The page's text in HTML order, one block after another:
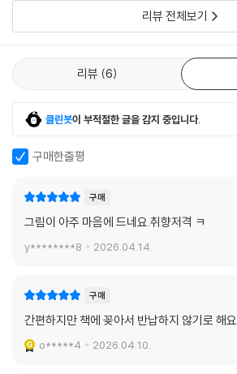
리뷰 전체보기
리뷰 6
클린봇이 부적절한 글을 감지 중입니다.
구매한줄평
구매
그림이 아주 마음에 드네요.취향저격 ㅋ
y********8 2026.04.14.
구매
간편하지만 책에 꽂아서 반납하지 않기로 해요
o*****4 2026.04.10.